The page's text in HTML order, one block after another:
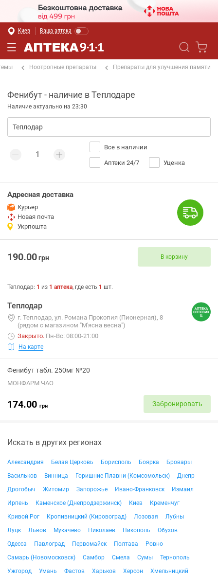
Киев Ваша аптека
Ноотропные препараты Препараты для улучшения памяти
Фенибут - наличие в Теплодаре
Наличие актуально на 23:30
Все в наличии
Аптеки 24/7 Уценка
Адресная доставка
Курьер
Новая почта
Укрпошта
190.00грн В корзину
Теплодар: 1 из 1 аптека, где есть 1 шт.
Теплодар
г. Теплодар, ул. Романа Прокопия (Пионерная), 8
(рядом с магазином "М'ясна весна")
Закрыто. Пн-Вс: 08:00-21:00
На карте
Фенибут табл. 250мг №20
МОНФАРМ ЧАО
174.00 грн Забронировать
Искать в других регионах
Александрия Белая Церковь Борисполь Боярка
Бровары
Васильков
Винница Горишние Плавни (Комсомольск)
Днепр
Дрогобыч
Житомир Запорожье Ивано-Франковск
Измаил
Ирпень
Каменское (Днепродзержинск) Киев
Кременчуг
Кривой Рог
Кропивницкий (Кировоград) Лозовая
Лубны
Луцк
Львов Мукачево Николаев Никополь
Обухов
Одесса
Павлоград Первомайск Полтава
Ровно
Самарь (Новомосковск)
Самбор Смела Сумы
Тернополь
Ужгород
Умань Фастов Харьков Херсон
Хмельницкий